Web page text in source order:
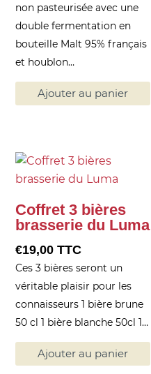
non pasteurisée avec une
double fermentation en
bouteille Malt 95% français
et houblon…
Ajouter au panier
Coffret 3 bières
brasserie du Luma
€19,00 TTC
Ces 3 bières seront un
véritable plaisir pour les
connaisseurs 1 bière brune
50 cl 1 bière blanche 50cl 1…
Ajouter au panier